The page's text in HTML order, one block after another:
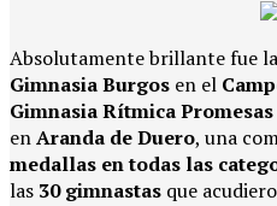
Absolutamente brillante fue
Gimnasia Burgos en el
Gimnasia Rítmica
enAranda de Duero, una
medallas en todas las
las 30 gimnastas que